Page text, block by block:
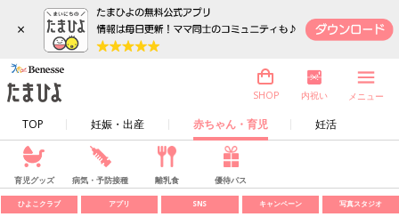
×
TOP 妊娠・出産 赤ちゃん・育児 妊活
SHOP 内祝い メニュー
育児グッズ 病気・予防接種 離乳食 優待パス
ひよこクラブ アプリ SNS キャンペーン 写真スタジオ